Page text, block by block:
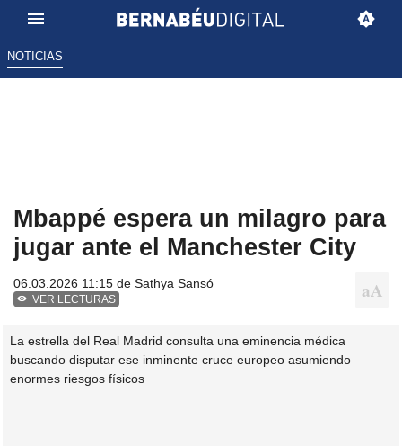
NOTICIAS
Mbappé espera un milagro para
jugar ante el Manchester City
06.03.2026 11:15 de Sathya Sansó
VER LECTURAS
La estrella del Real Madrid consulta una eminencia médica
buscando disputar ese inminente cruce europeo asumiendo
enormes riesgos físicos